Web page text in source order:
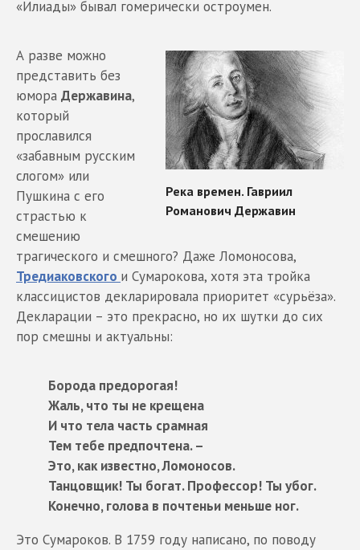
«Илиады» бывал гомерически остроумен.
А разве можно
представить без
юмора Державина,
который
прославился
«забавным русским
слогом» или
Пушкина с его
страстью к
смешению
трагического и смешного? Даже Ломоносова,
Тредиаковского и Сумарокова, хотя эта тройка
классицистов декларировала приоритет «сурьёза».
Декларации – это прекрасно, но их шутки до сих
пор смешны и актуальны:
Борода предорогая!
Жаль, что ты не крещена
И что тела часть срамная
Тем тебе предпочтена. –
Это, как известно, Ломоносов.
Танцовщик! Ты богат. Профессор! Ты убог.
Конечно, голова в почтеньи меньше ног.
Это Сумароков. В 1759 году написано, по поводу